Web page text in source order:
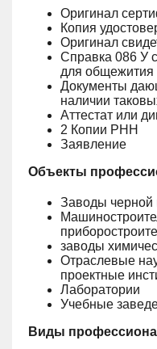
Оригинал
Копия
Оригинал
Справка 086 У
для общежития
Документы
наличии
Аттестат или
2 Копии РНН
Заявление
Объекты
Заводы черной
заводы
Отраслевые
проектные
Лаборатории
Учебные
Виды